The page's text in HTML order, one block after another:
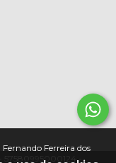
Ferreira dos
57580995000124 -